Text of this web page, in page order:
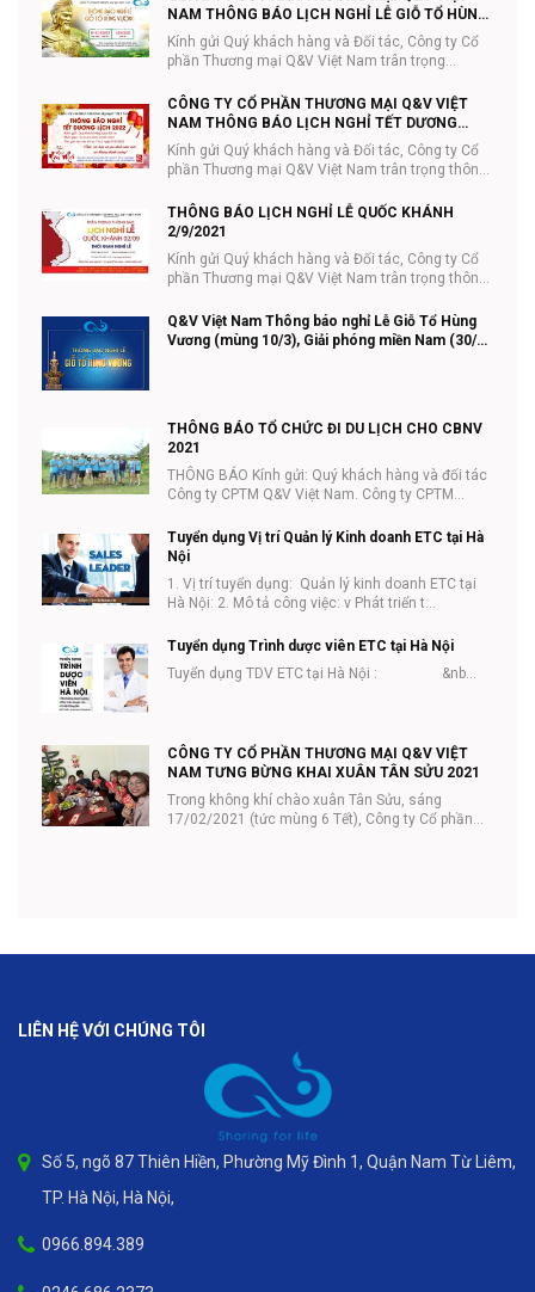
NAM THÔNG BÁO LỊCH NGHỈ LỄ GIỖ TỔ HÙNG
VƯƠNG 10/3
Kính gửi Quý khách hàng và Đối tác, Công ty Cổ
phần Thương mại Q&V Việt Nam trân trọng
CÔNG TY CỔ PHẦN THƯƠNG MẠI Q&V VIỆT
NAM THÔNG BÁO LỊCH NGHỈ TẾT DƯƠNG
LỊCH
Kính gửi Quý khách hàng và Đối tác, Công ty Cổ
phần Thương mại Q&V Việt Nam trân trọng thông
THÔNG BÁO LỊCH NGHỈ LỄ QUỐC KHÁNH
2/9/2021
Kính gửi Quý khách hàng và Đối tác, Công ty Cổ
phần Thương mại Q&V Việt Nam trân trọng thông
Q&V Việt Nam Thông báo nghỉ Lễ Giỗ Tổ Hùng
Vương (mùng 10/3), Giải phóng miền Nam (30/4)
THÔNG BÁO TỔ CHỨC ĐI DU LỊCH CHO CBNV
2021
THÔNG BÁO Kính gửi: Quý khách hàng và đối tác
Công ty CPTM Q&V Việt Nam. Công ty CPTM
Tuyển dụng Vị trí Quản lý Kinh doanh ETC tại Hà
Nội
1. Vị trí tuyển dụng: Quản lý kinh doanh ETC tại
Hà Nội: 2. Mô tả công việc: v Phát triển t...
Tuyển dụng Trình dược viên ETC tại Hà Nội
Tuyển dụng TDV ETC tại Hà Nội : &nb...
CÔNG TY CỔ PHẦN THƯƠNG MẠI Q&V VIỆT
NAM TƯNG BỪNG KHAI XUÂN TÂN SỬU 2021
Trong không khí chào xuân Tân Sửu, sáng
17/02/2021 (tức mùng 6 Tết), Công ty Cổ phần
LIÊN HỆ VỚI CHÚNG TÔI
Số 5, ngõ 87 Thiên Hiền, Phường Mỹ Đình 1, Quận Nam Từ Liêm,
TP. Hà Nội, Hà Nội,
0966.894.389